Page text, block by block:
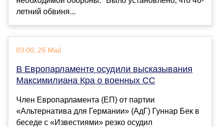
летний обвиня...
03:00, 25 Май
В Европарламенте осудили высказывания
Максимилиана Кра о военных СС
Член Европарламента (ЕП) от партии
«Альтернатива для Германии» (АдГ) Гуннар Бек в
беседе с «Известиями» резко осудил